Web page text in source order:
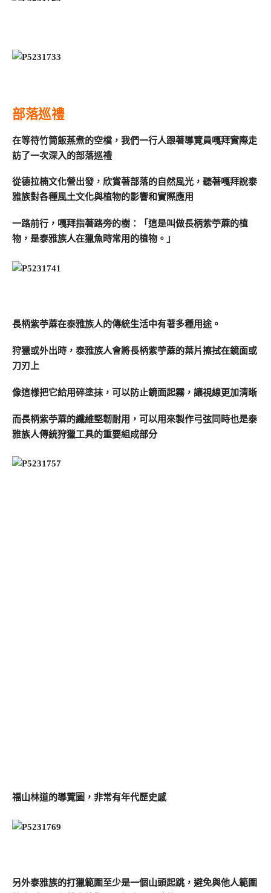
部落巡禮
在等待竹筒飯蒸煮的空檔，我們一行人跟著導覽員嘎拜實際走
訪了一次深入的部落巡禮
從德拉楠文化營出發，欣賞著部落的自然風光，聽著嘎拜說泰
雅族對各種風土文化與植物的影響和實際應用
一路前行，嘎拜指著路旁的樹：「這是叫做長柄紫苧蔴的植
物，是泰雅族人在獵魚時常用的植物。」
長柄紫苧蔴在泰雅族人的傳統生活中有著多種用途。
狩獵或外出時，泰雅族人會將長柄紫苧蔴的葉片擦拭在鏡面或
刀刃上
像這樣把它給用碎塗抹，可以防止鏡面起霧，讓視線更加清晰
而長柄紫苧蔴的纖維堅韌耐用，可以用來製作弓弦同時也是泰
雅族人傳統狩獵工具的重要組成部分
福山林道的導覽圖，非常有年代歷史感
另外泰雅族的打獵範圍至少是一個山頭起跳，避免與他人範圍